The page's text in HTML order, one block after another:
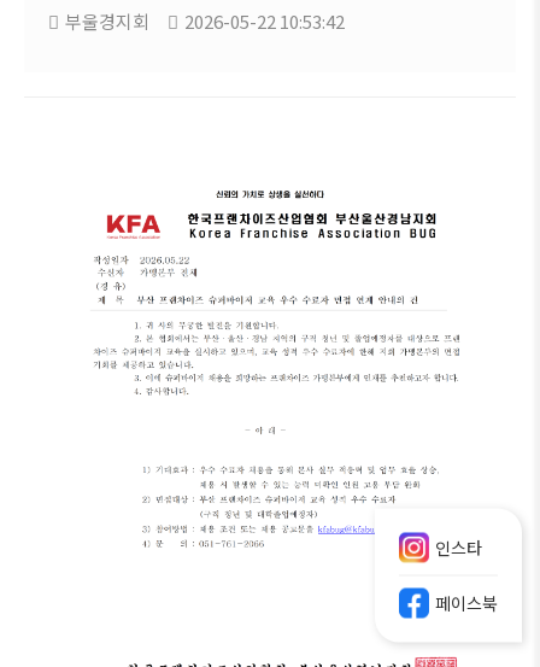
부울경지회 2026-05-22 10:53:42
인스타
페이스북